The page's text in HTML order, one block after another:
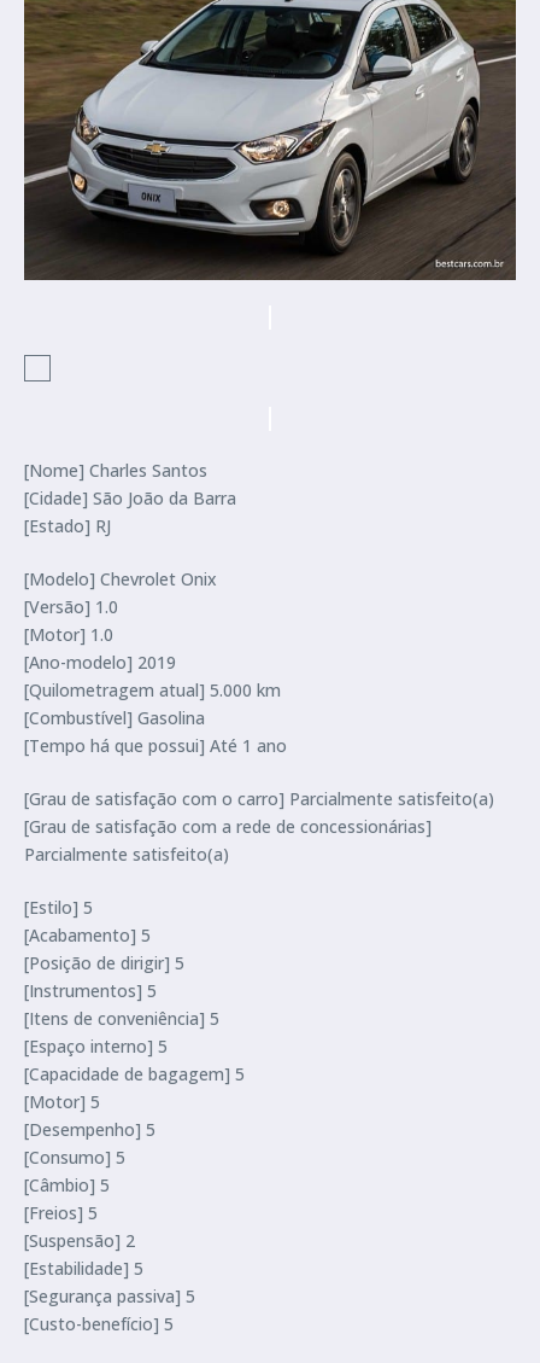
[Nome] Charles Santos
[Cidade] São João da Barra
[Estado] RJ
[Modelo] Chevrolet Onix
[Versão] 1.0
[Motor] 1.0
[Ano-modelo] 2019
[Quilometragem atual] 5.000 km
[Combustível] Gasolina
[Tempo há que possui] Até 1 ano
[Grau de satisfação com o carro] Parcialmente satisfeito(a)
[Grau de satisfação com a rede de concessionárias]
Parcialmente satisfeito(a)
[Estilo] 5
[Acabamento] 5
[Posição de dirigir] 5
[Instrumentos] 5
[Itens de conveniência] 5
[Espaço interno] 5
[Capacidade de bagagem] 5
[Motor] 5
[Desempenho] 5
[Consumo] 5
[Câmbio] 5
[Freios] 5
[Suspensão] 2
[Estabilidade] 5
[Segurança passiva] 5
[Custo-benefício] 5